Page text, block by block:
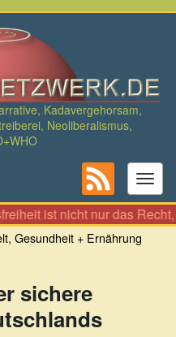
Kadavergehorsam,
Neoliberalismus,
ist nicht nur das Recht, zu
Gesundheit + Ernährung
sichere